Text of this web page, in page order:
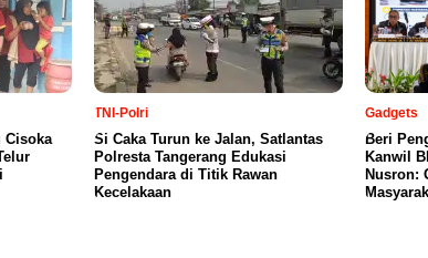
Cisoka
TNI-Polri
Si Caka Turun ke Jalan, Satlantas
Polresta Tangerang Edukasi
Pengendara di Titik Rawan
Kecelakaan
Gadgets
Beri
Kanwil
Nusron: